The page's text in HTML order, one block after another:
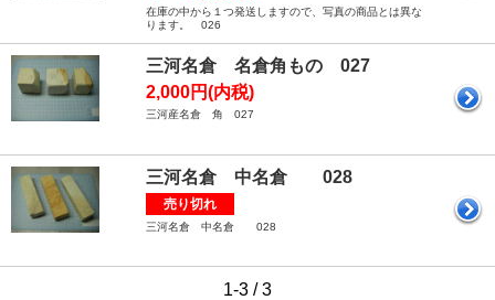
在庫の中から１つ発送しますので、写真の商品とは異な
ります。 026
三河名倉 名倉角もの 027
2,000円(内税)
三河産名倉 角 027
三河名倉 中名倉 028
売り切れ
三河名倉 中名倉 028
1-3 / 3